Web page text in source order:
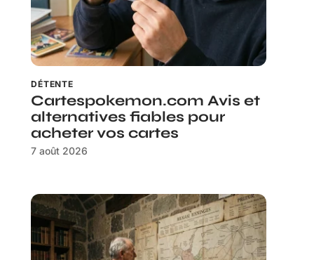
DÉTENTE
Cartespokemon.com Avis et
alternatives fiables pour
acheter vos cartes
7 août 2026